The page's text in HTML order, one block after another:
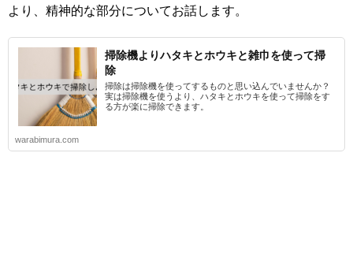
より、精神的な部分についてお話します。
掃除機よりハタキとホウキと雑巾を使って掃
除
掃除は掃除機を使ってするものと思い込んでいませんか？
実は掃除機を使うより、ハタキとホウキを使って掃除をす
る方が楽に掃除できます。
warabimura.com